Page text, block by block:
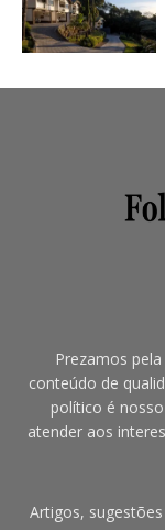
Prezamos
conteúdo de
político é
atender aos
Artigos,